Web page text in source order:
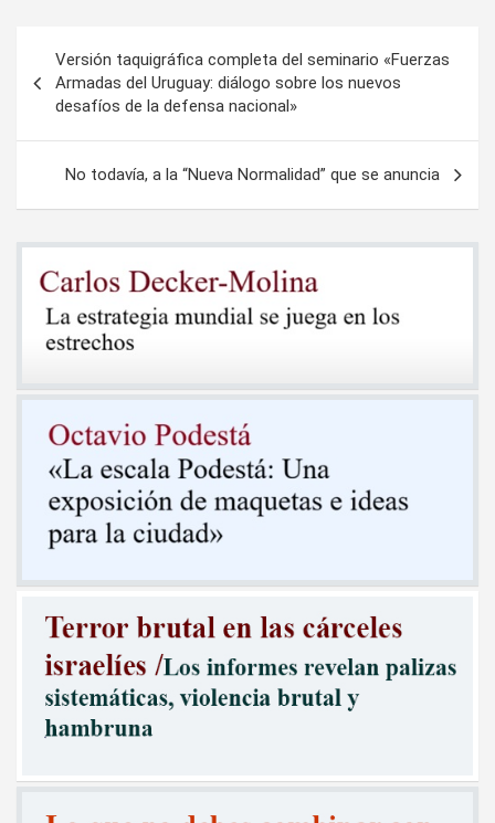
de
entradas
Versión taquigráfica completa del seminario «Fuerzas
Armadas del Uruguay: diálogo sobre los nuevos
desafíos de la defensa nacional»
No todavía, a la “Nueva Normalidad” que se anuncia